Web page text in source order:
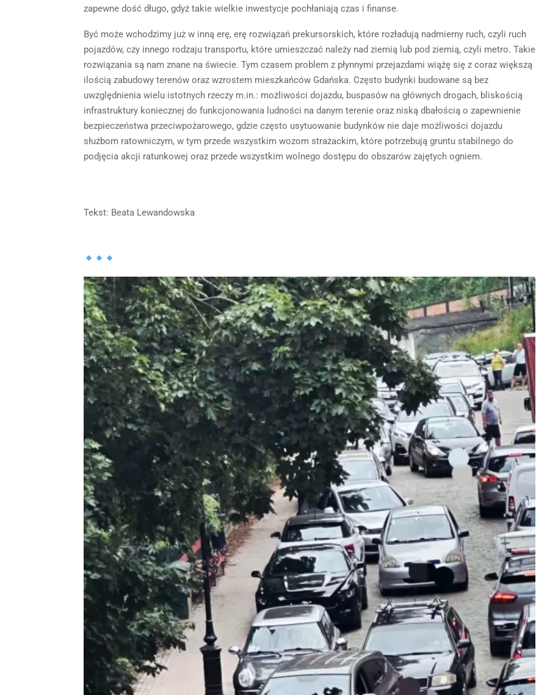
zapewne dość długo, gdyż takie wielkie inwestycje pochłaniają czas i finanse.
Być może wchodzimy już w inną erę, erę rozwiązań prekursorskich, które rozładują nadmierny ruch, czyli ruch
pojazdów, czy innego rodzaju transportu, które umieszczać należy nad ziemią lub pod ziemią, czyli metro. Takie
rozwiązania są nam znane na świecie. Tym czasem problem z płynnymi przejazdami wiążę się z coraz większą
ilością zabudowy terenów oraz wzrostem mieszkańców Gdańska. Często budynki budowane są bez
uwzględnienia wielu istotnych rzeczy m.in.: możliwości dojazdu, buspasów na głównych drogach, bliskością
infrastruktury koniecznej do funkcjonowania ludności na danym terenie oraz niską dbałością o zapewnienie
bezpieczeństwa przeciwpożarowego, gdzie często usytuowanie budynków nie daje możliwości dojazdu
służbom ratowniczym, w tym przede wszystkim wozom strażackim, które potrzebują gruntu stabilnego do
podjęcia akcji ratunkowej oraz przede wszystkim wolnego dostępu do obszarów zajętych ogniem.
Tekst: Beata Lewandowska